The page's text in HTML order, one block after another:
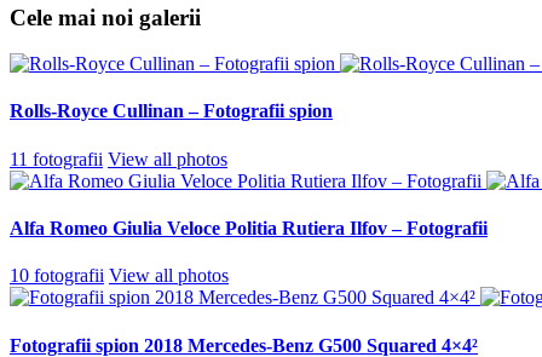
Cele mai noi galerii
Rolls-Royce Cullinan – Fotografii spion
11 fotografii View all photos
Alfa Romeo Giulia Veloce Politia Rutiera Ilfov – Fotografii
10 fotografii View all photos
Fotografii spion 2018 Mercedes-Benz G500 Squared 4×4²